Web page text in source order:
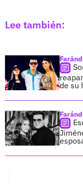
Lee también:
de su